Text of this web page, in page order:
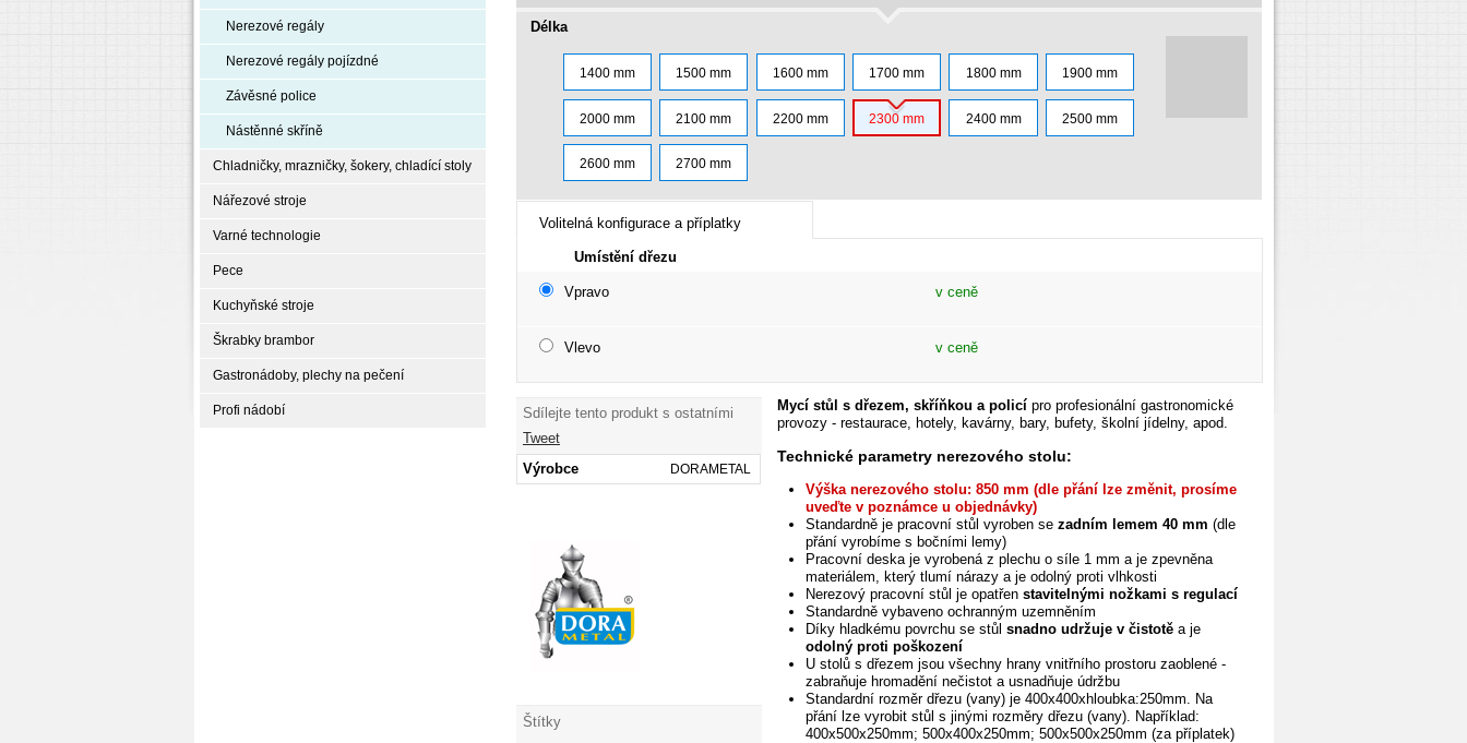
Délka
1400 mm 1500 mm 1600 mm 1700 mm 1800 mm 1900 mm
2000 mm 2100 mm 2200 mm 2300 mm 2400 mm 2500 mm
2600 mm 2700 mm
Volitelná konfigurace a příplatky
Umístění dřezu
Vpravo v ceně
Vlevo v ceně
Sdílejte tento produkt s ostatními
Tweet
Výrobce
DORAMETAL
Štítky
Mycí stůl s dřezem, skříňkou a policípro profesionální gastronomické
provozy - restaurace, hotely, kavárny, bary, bufety, školní jídelny, apod.
Technické parametry nerezového stolu:
Výška nerezovéhostolu: 850 mm (dle přání lze změnit, prosíme
uveďte v poznámce u objednávky)
Standardně je pracovní stůl vyroben se zadním lemem 40 mm (dle
přánívyrobíme s bočními lemy)
Pracovní deska je vyrobená z plechu o síle 1 mm a je zpevněna
materiálem, který tlumí nárazy a je odolný proti vlhkosti
Nerezový pracovní stůl je opatřen stavitelnými nožkami s regulací
Standardněvybaveno ochranným uzemněním
Díky hladkému povrchu se stůl snadno udržuje v čistotěa je
odolný proti poškození
U stolů s dřezem jsou všechny hrany vnitřního prostoru zaoblené -
zabraňuje hromadění nečistot a usnadňuje údržbu
Standardní rozměr dřezu(vany) je 400x400xhloubka:250mm. Na
přání lze vyrobit stůl s jinými rozměry dřezu (vany). Například:
400x500x250mm; 500x400x250mm; 500x500x250mm (za příplatek)
Nerezové regály
Nerezové regály pojízdné
Závěsné police
Nástěnné skříně
Chladničky, mrazničky, šokery, chladící stoly
Nářezové stroje
Varné technologie
Pece
Kuchyňské stroje
Škrabky brambor
Gastronádoby, plechy na pečení
Profi nádobí